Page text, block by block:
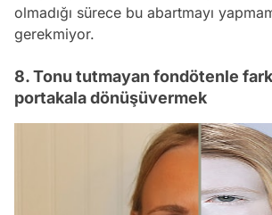
olmadığı sürece bu abartmayı
gerekmiyor.
8. Tonu tutmayan fondötenle
portakala dönüşüvermek